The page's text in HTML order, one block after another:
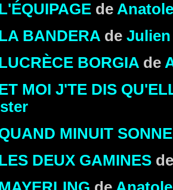
de
BANDERA de
BORGIA de
MOI J'TE DIS
MINUIT
DEUX GAMINES